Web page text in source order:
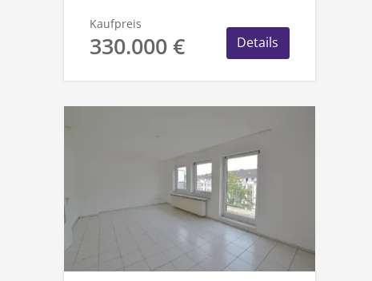
Kaufpreis
330.000 € Details